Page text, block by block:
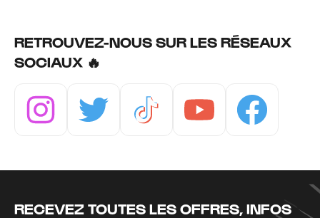
RETROUVEZ-NOUS SUR LES RÉSEAUX
SOCIAUX 🔥
RECEVEZ TOUTES LES OFFRES, INFOS